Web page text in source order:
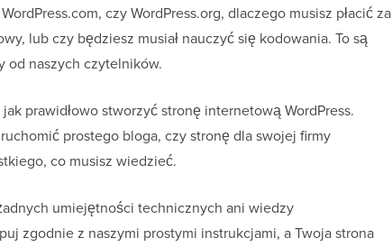
czy WordPress.org, dlaczego musisz płacić za
lub czy będziesz musiał nauczyć się kodowania. To są
od naszych czytelników.
prawidłowo stworzyć stronę internetową WordPress.
prostego bloga, czy stronę dla swojej firmy
co musisz wiedzieć.
umiejętności technicznych ani wiedzy
zgodnie z naszymi prostymi instrukcjami, a Twoja strona